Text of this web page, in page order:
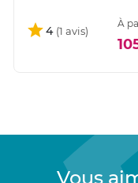
4
À
Vous